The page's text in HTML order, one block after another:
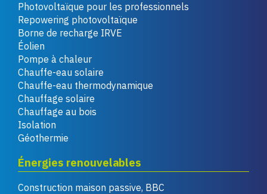
Photovoltaïque pour les professionnels
Repowering photovoltaïque
Borne de recharge IRVE
Éolien
Pompe à chaleur
Chauffe-eau solaire
Chauffe-eau thermodynamique
Chauffage solaire
Chauffage au bois
Isolation
Géothermie
Énergies renouvelables
Construction maison passive, BBC